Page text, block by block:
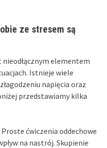
ze stresem są
nieodłącznym elementem
Istnieje wiele
napięcia oraz
przedstawiamy kilka
Proste ćwiczenia oddechowe
na nastrój. Skupienie